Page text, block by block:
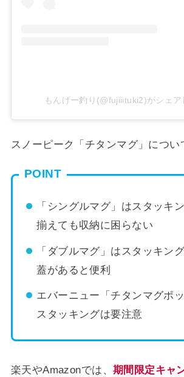
もんげー釣り(@fujiiituki2)がシェア
スノーピーク「チタンマグ」につい
POINT
「シングルマグ」はスタッキ
揃えても収納に困らない
「ダブルマグ」はスタッキン
蓋があると便利
エバーニュー「チタンマグポ
スタッキングは要注意
楽天やAmazonでは、 期間限定キャ